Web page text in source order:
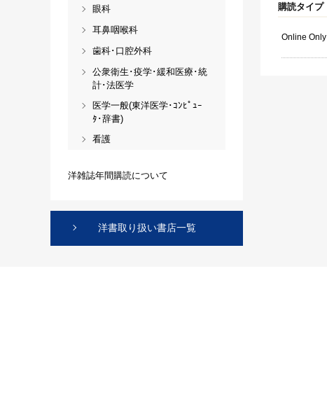
購読タイプ
Online Only
眼科
耳鼻咽喉科
歯科･口腔外科
公衆衛生･疫学･緩和医療･統
計･法医学
医学一般(東洋医学･ｺﾝﾋﾟｭｰ
ﾀ･辞書)
看護
洋雑誌年間購読について
洋書取り扱い書店一覧